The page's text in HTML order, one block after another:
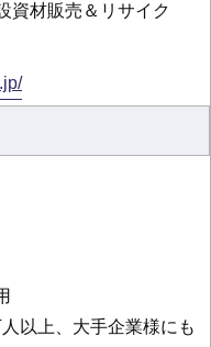
資材販売＆リサイク
以上、大手企業様にも